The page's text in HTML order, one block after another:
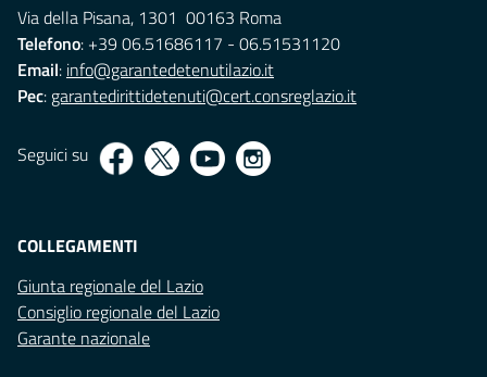
Via della Pisana, 1301 00163 Roma
Telefono: +39 06.51686117 - 06.51531120
Email: info@garantedetenutilazio.it
Pec: garantedirittidetenuti@cert.consreglazio.it
Seguici su
COLLEGAMENTI
Giunta regionale del Lazio
Consiglio regionale del Lazio
Garante nazionale